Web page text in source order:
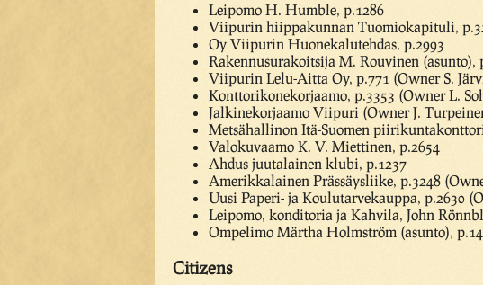
Leipomo H. Humble, p.1286
Viipurin hiippakunnan Tuomiokapituli,
Oy Viipurin Huonekalutehdas, p.2993
Rakennusurakoitsija M. Rouvinen (asunto),
Viipurin Lelu-Aitta Oy, p.771 (Owner S.
Konttorikonekorjaamo, p.3353 (Owner L.
Jalkinekorjaamo Viipuri (Owner J.
Metsähallinon Itä-Suomen
Valokuvaamo K. V. Miettinen, p.2654
Ahdus juutalainen klubi, p.1237
Amerikkalainen Prässäysliike, p.3248
Uusi Paperi- ja Koulutarvekauppa, p.2630
Leipomo, konditoria ja Kahvila, John
Ompelimo Märtha Holmström (asunto),
Citizens